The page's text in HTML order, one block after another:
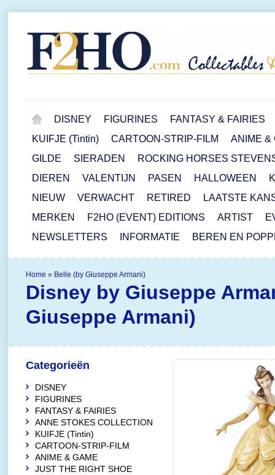
DISNEY FIGURINES
FANTASY & FAIRIES
KUIFJE (Tintin)
CARTOON-STRIP-FILM
ANIME &
GILDE
SIERADEN
ROCKING HORSES
DIEREN
VALENTIJN PASEN HALLOWEEN
NIEUW
VERWACHT RETIRED
LAATSTE
MERKEN
F2HO (EVENT) EDITIONS ARTIST
NEWSLETTERS
INFORMATIE BEREN EN
Home » Belle (by Giuseppe Armani)
Disney by Giuseppe
Giuseppe Armani)
Categorieën
DISNEY
FIGURINES
FANTASY & FAIRIES
ANNE STOKES COLLECTION
KUIFJE (Tintin)
CARTOON-STRIP-FILM
ANIME & GAME
JUST THE RIGHT SHOE